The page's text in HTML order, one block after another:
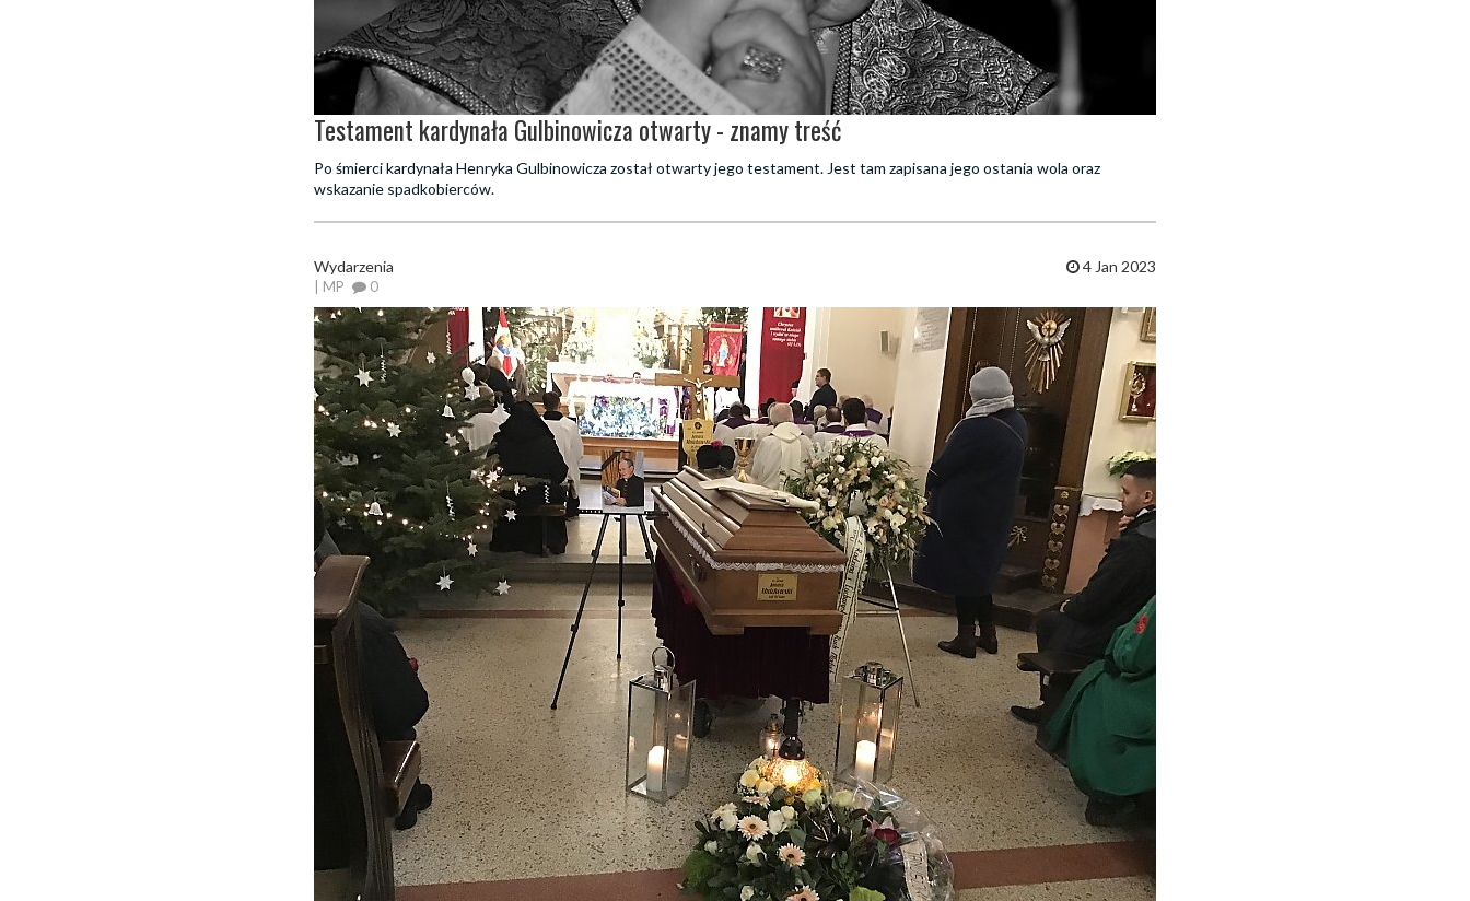
Testament kardynała Gulbinowicza otwarty - znamy treść
Po śmierci kardynała Henryka Gulbinowicza został otwarty jego testament. Jest tam zapisana jego ostania wola oraz
wskazanie spadkobierców.
Wydarzenia
| MP 0
4 Jan 2023